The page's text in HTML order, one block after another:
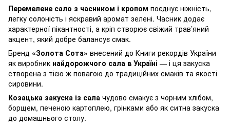
Перемелене сало з часником і кропом поєднує ніжність,
легку солоність і яскравий аромат зелені. Часник додає
характерної пікантності, а кріп створює свіжий трав’яний
акцент, який добре балансує смак.
Бренд «Золота Сота» внесений до Книги рекордів України
як виробник найдорожчого сала в Україні — і ця закуска
створена з тією ж повагою до традиційних смаків та якості
сировини.
Козацька закуска із сала чудово смакує з чорним хлібом,
борщем, печеною картоплею, грінками або як ситна закуска
до домашнього столу.